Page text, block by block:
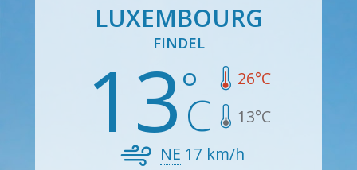
LUXEMBOURG
FINDEL
13 26°C
13°C
NE 17 km/h